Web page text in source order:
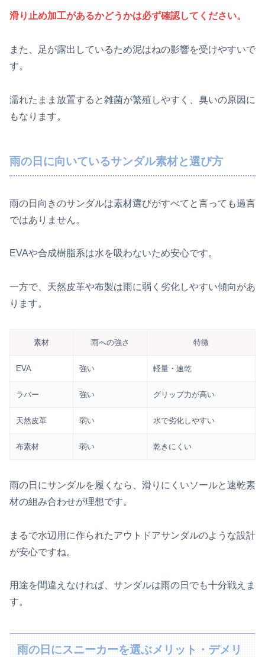
滑り止め加工があるかどうかは必ず確認してください。
また、足が露出しているため泥はねの影響を受けやすいで
す。
濡れたまま放置すると雑菌が繁殖しやすく、臭いの原因に
もなります。
雨の日に向いているサンダル素材と選び方
雨の日向きのサンダルは素材選びがすべてと言っても過言
ではありません。
EVAや合成樹脂系は水を吸わないため安心です。
一方で、天然皮革や布製は雨に弱く劣化しやすい傾向があ
ります。
素材 雨への強さ 特徴
EVA 強い 軽量・速乾
ラバー 強い グリップ力が高い
天然皮革 弱い 水で劣化しやすい
布素材 弱い 乾きにくい
雨の日にサンダルを履くなら、滑りにくいソールと速乾素
材の組み合わせが理想です。
まるで水辺用に作られたアウトドアサンダルのような設計
が安心ですね。
用途を間違えなければ、サンダルは雨の日でも十分戦えま
す。
雨の日にスニーカーを選ぶメリット・デメリ